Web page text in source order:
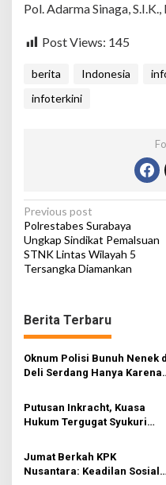
Pol. Adarma Sinaga,
Post Views: 145
berita Indonesia
infoterkini
P
o
s
a
v
i
a
i
Previous post
Polrestabes Surabaya
Ungkap Sindikat Pemalsuan
STNK Lintas Wilayah 5
Tersangka Diamankan
Berita Terbaru
Oknum Polisi Bunuh Nenek
Deli Serdang Hanya Karena
Putusan Inkracht, Kuasa
Hukum Tergugat Syukuri
Jumat Berkah KPK
Nusantara: Keadilan Sosial